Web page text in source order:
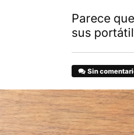
Parece
sus
Sin